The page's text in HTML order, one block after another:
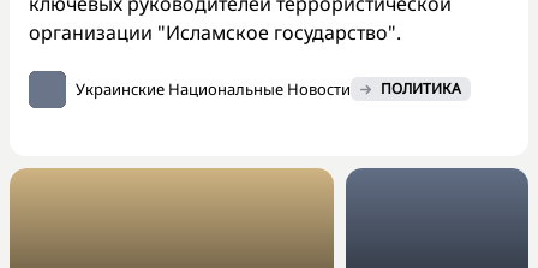
организации "Исламское государство".
Украинские Национальные Новости ПОЛИТИКА